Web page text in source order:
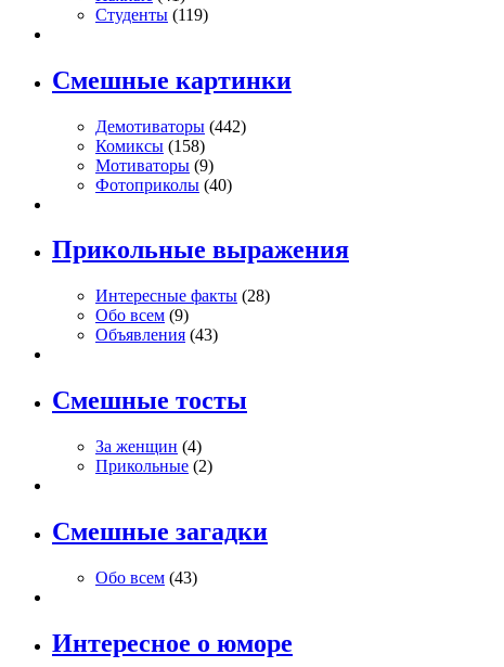
Студенты (119)
Смешные картинки
Демотиваторы (442)
Комиксы (158)
Мотиваторы (9)
Фотоприколы (40)
Прикольные выражения
Интересные факты (28)
Обо всем (9)
Объявления (43)
Смешные тосты
За женщин (4)
Прикольные (2)
Смешные загадки
Обо всем (43)
Интересное о юморе